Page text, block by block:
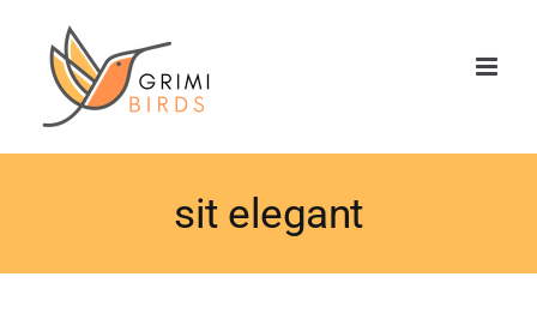
contenido
sit elegant